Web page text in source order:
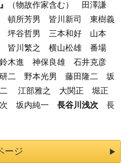
（物故作家含む） 田澤謙
所芳男 皆川新司 東樹義
坪谷哲男 三本和好 山本
皆川繁之 横山松雄 番場
木進 神保良雄 石井克彦
二 野本光男 藤田隆二 坂
江部雅之 大関正 堀正
坂内純一 長谷川浅次 長
ージ